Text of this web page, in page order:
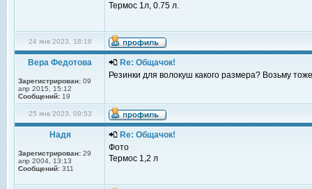
Термос 1л, 0.75 л.
24 янв 2023, 18:16
Вера Федотова
Зарегистрирован: 09
апр 2015, 15:12
Сообщений: 19
Re: Общачок!
Резинки для волокуш какого размера? Возьму
25 янв 2023, 09:53
Надя
Зарегистрирован: 29
апр 2004, 13:13
Сообщений: 311
Re: Общачок!
Фото
Термос 1,2 л